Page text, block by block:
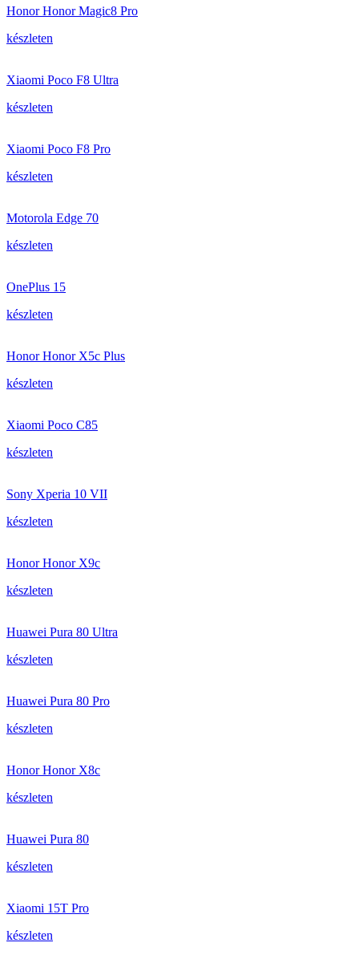
Honor Honor Magic8 Pro
készleten
Xiaomi Poco F8 Ultra
készleten
Xiaomi Poco F8 Pro
készleten
Motorola Edge 70
készleten
OnePlus 15
készleten
Honor Honor X5c Plus
készleten
Xiaomi Poco C85
készleten
Sony Xperia 10 VII
készleten
Honor Honor X9c
készleten
Huawei Pura 80 Ultra
készleten
Huawei Pura 80 Pro
készleten
Honor Honor X8c
készleten
Huawei Pura 80
készleten
Xiaomi 15T Pro
készleten